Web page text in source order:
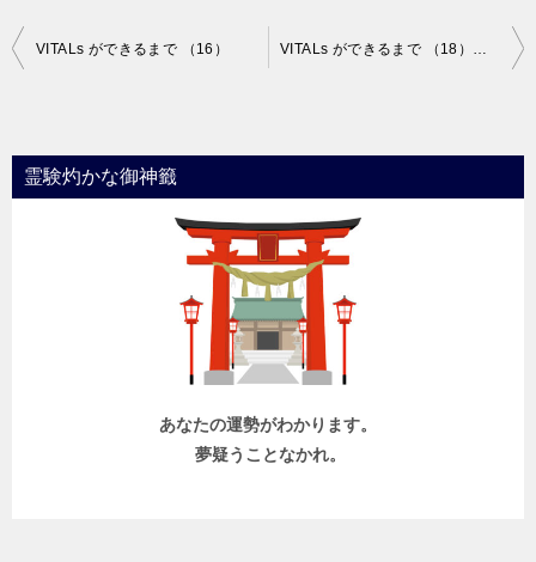
投
ビ
ゲ
VITALs ができるまで （16） VITALs ができるまで （18）英語新課程への対応が決まった
霊験灼かな御神籤
あなたの運勢がわかります。
夢疑うことなかれ。